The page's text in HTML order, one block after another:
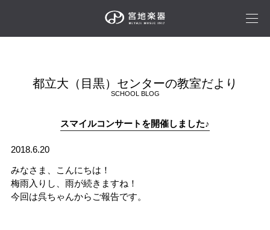
都立大（目黒）センターの教室だより
SCHOOL BLOG
スマイルコンサートを開催しました♪
2018.6.20
みなさま、こんにちは！
梅雨入りし、雨が続きますね！
今回は呉ちゃんからご報告です。